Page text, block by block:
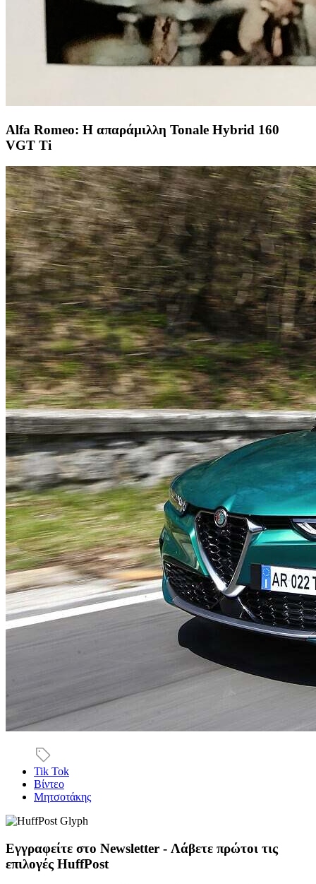
Alfa Romeo: Η απαράμιλλη Tonale Hybrid 160
VGT Ti
Tik Tok
Βίντεο
Μητσοτάκης
Εγγραφείτε στο Newsletter - Λάβετε πρώτοι τις
επιλογές HuffPost